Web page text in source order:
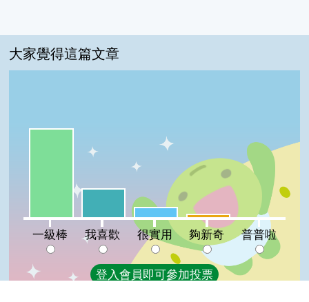
大家覺得這篇文章
我喜歡:22%
很實用:8%
夠新奇:3%普普啦:0%
一級棒 我喜歡 很實用 夠新奇 普普啦
登入會員即可參加投票